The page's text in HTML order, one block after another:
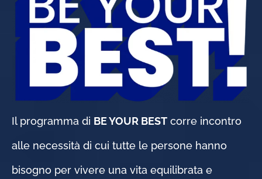
Il programma di BE YOUR BEST corre incontro
alle necessità di cui tutte le persone hanno
bisogno per vivere una vita equilibrata e